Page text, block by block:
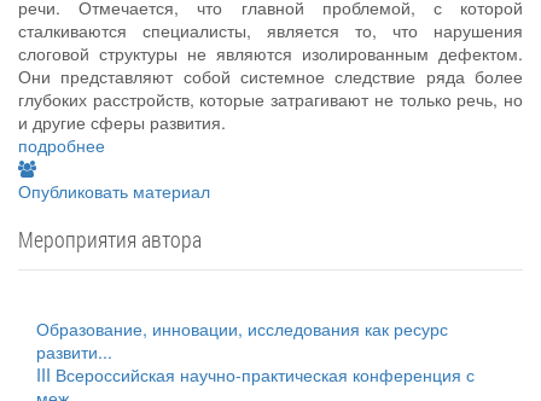
речи. Отмечается, что главной проблемой, с которой
сталкиваются специалисты, является то, что нарушения
слоговой структуры не являются изолированным дефектом.
Они представляют собой системное следствие ряда более
глубоких расстройств, которые затрагивают не только речь, но
и другие сферы развития.
подробнее
Опубликовать материал
Мероприятия автора
Образование, инновации, исследования как ресурс
развити...
III Всероссийская научно-практическая конференция с